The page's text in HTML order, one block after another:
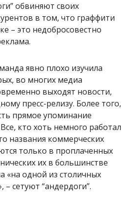
обвиняют своих
в том, что граффити
– это недобросовестно
явно плохо изучила
во многих медиа
выходят новости,
пресс-релизу. Более того,
прямое упоминание
кто хоть немного работал
названия коммерческих
только в проплаченных
их в большинстве
«на одной из столичных
– сетуют “андердоги”.